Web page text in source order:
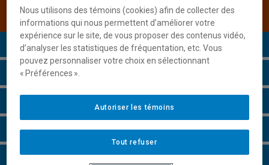
disponible.Cliquez ici pour la consulter.
Présentation du programme
Conditions d'admission
Particularités
Faire une demande d'admission
Nous utilisons des témoins (cookies) afin de collecter des
informations qui nous permettent d’améliorer votre
expérience sur le site, de vous proposer des contenus vidéo,
d’analyser les statistiques de fréquentation, etc. Vous
pouvez personnaliser votre choix en sélectionnant
« Préférences ».
Tout refuser
Autoriser les témoins